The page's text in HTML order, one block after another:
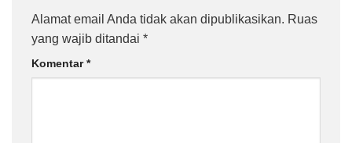
Alamat email Anda tidak akan dipublikasikan. Ruas
yang wajib ditandai *
Komentar*